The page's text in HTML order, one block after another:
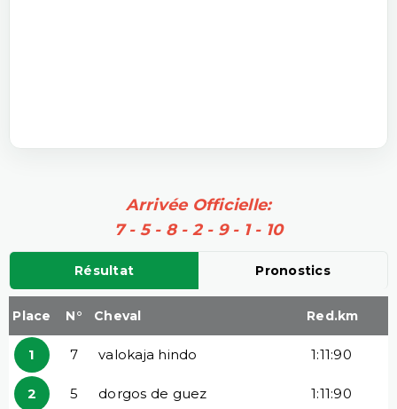
Arrivée Officielle:
7 - 5 - 8 - 2 - 9 - 1 - 10
Résultat Pronostics
Place N° Cheval Red.km
1 7 valokaja hindo 1:11:90
2 5 dorgos de guez 1:11:90